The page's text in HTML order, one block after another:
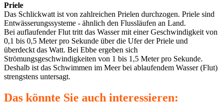
Priele
Das Schlickwatt ist von zahlreichen Prielen durchzogen. Priele sind
Entwässerungssysteme - ähnlich den Flussläufen an Land.
Bei auflaufender Flut tritt das Wasser mit einer Geschwindigkeit von
0,1 bis 0,5 Meter pro Sekunde über die Ufer der Priele und
überdeckt das Watt. Bei Ebbe ergeben sich
Strömungsgeschwindigkeiten von 1 bis 1,5 Meter pro Sekunde.
Deshalb ist das Schwimmen im Meer bei ablaufendem Wasser (Flut)
strengstens untersagt.
Das könnte Sie auch interessieren: